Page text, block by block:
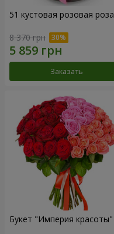
51 кустовая розовая роза
8 370 грн
Заказать
Букет "Империя красоты"